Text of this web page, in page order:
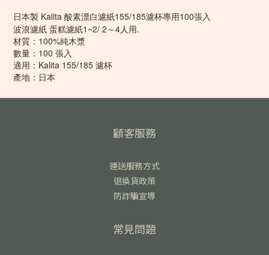
日本製 Kalita 酸素漂白濾紙155/185濾杯專用100張入
波浪濾紙 蛋糕濾紙1~2/ 2～4人用.
材質：100%純木漿
數量：100 張入
適用：Kalita 155/185 濾杯
產地：日本
顧客服務
運送服務方式
退換貨政策
防詐騙宣導
常見問題